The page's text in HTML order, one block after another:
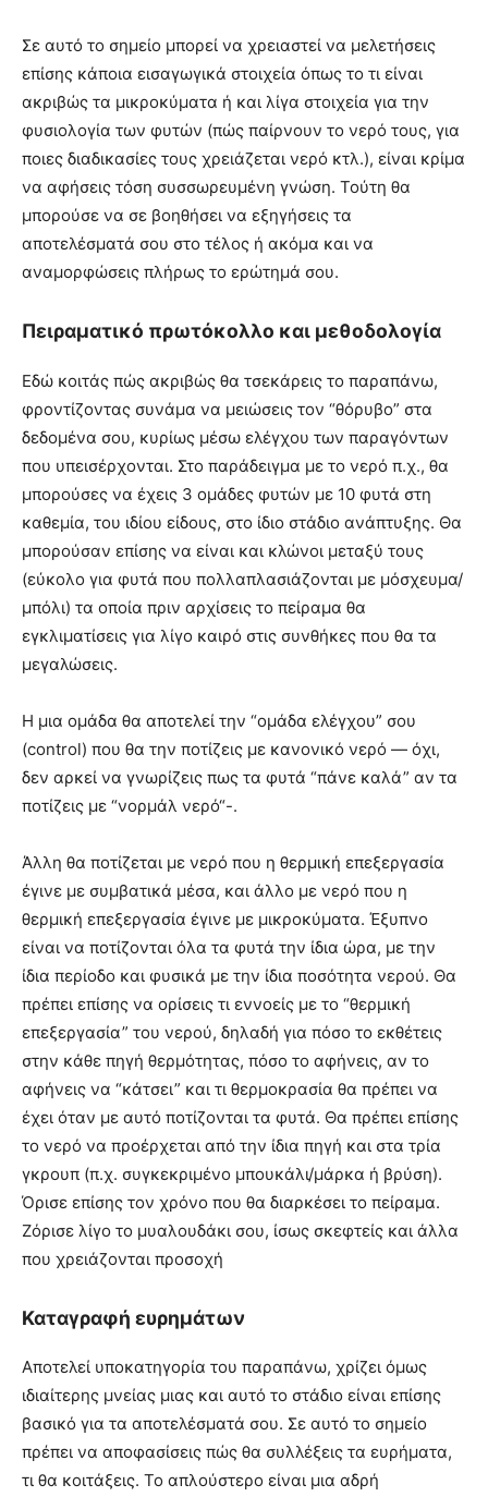
Σε αυτό το σημείο μπορεί να χρειαστεί να μελετήσεις
επίσης κάποια εισαγωγικά στοιχεία όπως το τι είναι
ακριβώς τα μικροκύματα ή και λίγα στοιχεία για την
φυσιολογία των φυτών (πώς παίρνουν το νερό τους, για
ποιες διαδικασίες τους χρειάζεται νερό κτλ.), είναι κρίμα
να αφήσεις τόση συσσωρευμένη γνώση. Τούτη θα
μπορούσε να σε βοηθήσει να εξηγήσεις τα
αποτελέσματά σου στο τέλος ή ακόμα και να
αναμορφώσεις πλήρως το ερώτημά σου.
Πειραματικό πρωτόκολλο και μεθοδολογία
Εδώ κοιτάς πώς ακριβώς θα τσεκάρεις το παραπάνω,
φροντίζοντας συνάμα να μειώσεις τον “θόρυβο” στα
δεδομένα σου, κυρίως μέσω ελέγχου των παραγόντων
που υπεισέρχονται. Στο παράδειγμα με το νερό π.χ., θα
μπορούσες να έχεις 3 ομάδες φυτών με 10 φυτά στη
καθεμία, του ιδίου είδους, στο ίδιο στάδιο ανάπτυξης. Θα
μπορούσαν επίσης να είναι και κλώνοι μεταξύ τους
(εύκολο για φυτά που πολλαπλασιάζονται με μόσχευμα/
μπόλι) τα οποία πριν αρχίσεις το πείραμα θα
εγκλιματίσεις για λίγο καιρό στις συνθήκες που θα τα
μεγαλώσεις.
Η μια ομάδα θα αποτελεί την “ομάδα ελέγχου” σου
(control) που θα την ποτίζεις με κανονικό νερό — όχι,
δεν αρκεί να γνωρίζεις πως τα φυτά “πάνε καλά” αν τα
ποτίζεις με “νορμάλ νερό“-.
Άλλη θα ποτίζεται με νερό που η θερμική επεξεργασία
έγινε με συμβατικά μέσα, και άλλο με νερό που η
θερμική επεξεργασία έγινε με μικροκύματα. Έξυπνο
είναι να ποτίζονται όλα τα φυτά την ίδια ώρα, με την
ίδια περίοδο και φυσικά με την ίδια ποσότητα νερού. Θα
πρέπει επίσης να ορίσεις τι εννοείς με το “θερμική
επεξεργασία” του νερού, δηλαδή για πόσο το εκθέτεις
στην κάθε πηγή θερμότητας, πόσο το αφήνεις, αν το
αφήνεις να “κάτσει” και τι θερμοκρασία θα πρέπει να
έχει όταν με αυτό ποτίζονται τα φυτά. Θα πρέπει επίσης
το νερό να προέρχεται από την ίδια πηγή και στα τρία
γκρουπ (π.χ. συγκεκριμένο μπουκάλι/μάρκα ή βρύση).
Όρισε επίσης τον χρόνο που θα διαρκέσει το πείραμα.
Ζόρισε λίγο το μυαλουδάκι σου, ίσως σκεφτείς και άλλα
που χρειάζονται προσοχή
Καταγραφή ευρημάτων
Αποτελεί υποκατηγορία του παραπάνω, χρίζει όμως
ιδιαίτερης μνείας μιας και αυτό το στάδιο είναι επίσης
βασικό για τα αποτελέσματά σου. Σε αυτό το σημείο
πρέπει να αποφασίσεις πώς θα συλλέξεις τα ευρήματα,
τι θα κοιτάξεις. Το απλούστερο είναι μια αδρή